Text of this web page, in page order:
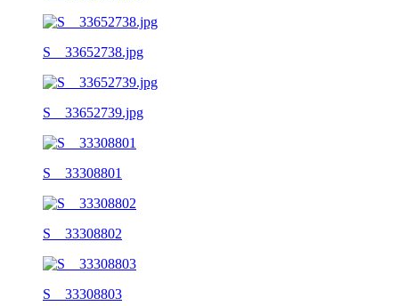
S__33652738.jpg
S__33652739.jpg
S__33308801
S__33308802
S__33308803